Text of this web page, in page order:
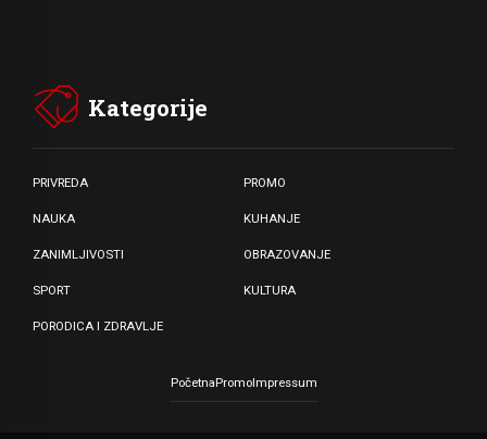
Kategorije
PRIVREDA PROMO
NAUKA KUHANJE
ZANIMLJIVOSTI OBRAZOVANJE
SPORT KULTURA
PORODICA I ZDRAVLJE
PočetnaPromoImpressum